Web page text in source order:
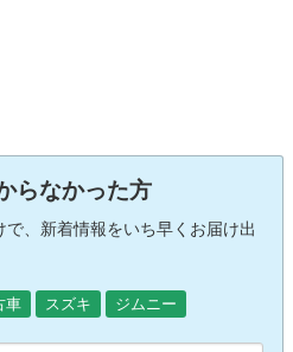
らなかった方
、新着情報をいち早くお届け出
車 スズキ ジムニー